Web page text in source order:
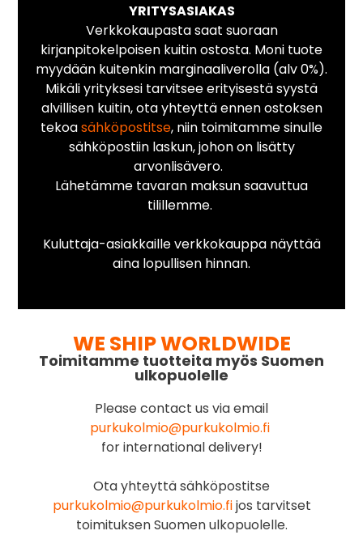
YRITYSASIAKAS
Verkkokaupasta saat suoraan
kirjanpitokelpoisen kuitin ostosta. Moni tuote
myydään kuitenkin marginaaliverolla (alv 0%).
Mikäli yrityksesi tarvitsee erityisestä syystä
alvillisen kuitin, ota yhteyttä ennen ostoksen
tekoasähköpostitse, niin toimitamme sinulle
sähköpostiin laskun, johon on lisätty
arvonlisävero.
Lähetämme tavaran maksun saavuttua
tilillemme.
Kuluttaja-asiakkaille verkkokauppa näyttää
aina lopullisen hinnan.
WE SHIP WORLDWIDE
Toimitamme tuotteita myös Suomen
ulkopuolelle
Please contact us via email
purkukolmio@purkukolmio.fi
for international delivery!
Ota yhteyttä sähköpostitse
purkukolmio@purkukolmio.fijos tarvitset
toimituksen Suomen ulkopuolelle.